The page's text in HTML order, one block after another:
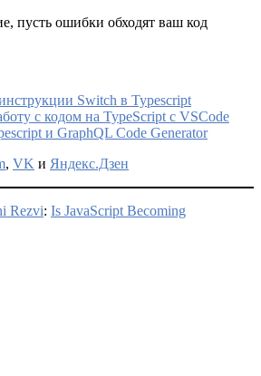
пусть ошибки обходят ваш код
Switch в Typescript
с кодом на TypeScript с VSCode
и GraphQL Code Generator
, VK и Яндекс.Дзен
Rezvi: Is JavaScript Becoming